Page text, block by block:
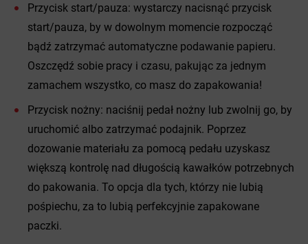
Przycisk start/pauza: wystarczy nacisnąć przycisk
start/pauza, by w dowolnym momencie rozpocząć
bądź zatrzymać automatyczne podawanie papieru.
Oszczędź sobie pracy i czasu, pakując za jednym
zamachem wszystko, co masz do zapakowania!
Przycisk nożny: naciśnij pedał nożny lub zwolnij go, by
uruchomić albo zatrzymać podajnik. Poprzez
dozowanie materiału za pomocą pedału uzyskasz
większą kontrolę nad długością kawałków potrzebnych
do pakowania. To opcja dla tych, którzy nie lubią
pośpiechu, za to lubią perfekcyjnie zapakowane
paczki.